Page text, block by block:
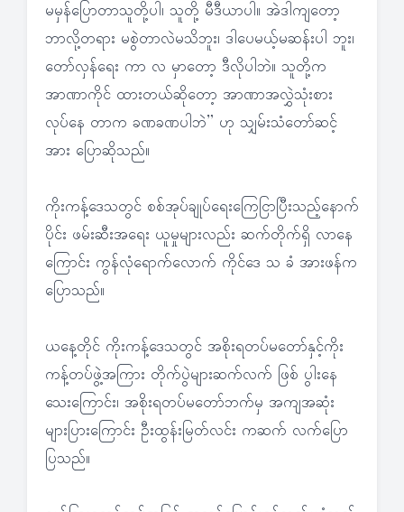
မမှန်ပြောတာသူတို့ပါ၊ သူတို့ မီဒီယာပါ။ အဲဒါကျတော့
ဘာလို့တရား မစွဲတာလဲမသိဘူး၊ ဒါပေမယ့်မဆန်းပါ ဘူး၊
တော်လှန်ရေး ကာ လ မှာတော့ ဒီလိုပါဘဲ။ သူတို့က
အာဏာကိုင် ထားတယ်ဆိုတော့ အာဏာအလွှဲသုံးစား
လုပ်နေ တာက ခဏခဏပါဘဲ” ဟု သျှမ်းသံတော်ဆင့်
အား ပြောဆိုသည်။
ကိုးကန့်ဒေသတွင် စစ်အုပ်ချုပ်ရေးကြေငြာပြီးသည့်နောက်
ပိုင်း ဖမ်းဆီးအရေး ယူမှုများလည်း ဆက်တိုက်ရှိ လာနေ
ကြောင်း ကွန်လုံရောက်လောက် ကိုင်ဒေ သ ခံ အားဖန်က
ပြောသည်။
ယနေ့တိုင် ကိုးကန့်ဒေသတွင် အစိုးရတပ်မတော်နှင့်ကိုး
ကန့်တပ်ဖွဲ့အကြား တိုက်ပွဲများဆက်လက် ဖြစ် ပွါးနေ
သေးကြောင်း၊ အစိုးရတပ်မတော်ဘက်မှ အကျအဆုံး
များပြားကြောင်း ဦးထွန်းမြတ်လင်း ကဆက် လက်ပြော
ပြသည်။